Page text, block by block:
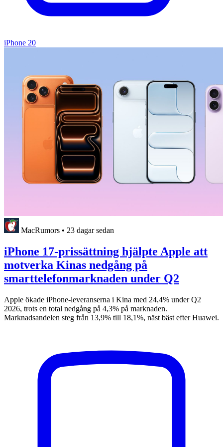
iPhone 20
MacRumors • 23 dagar sedan
iPhone 17-prissättning hjälpte Apple att
motverka Kinas nedgång på
smarttelefonmarknaden under Q2
Apple ökade iPhone-leveranserna i Kina med 24,4% under Q2
2026, trots en total nedgång på 4,3% på marknaden.
Marknadsandelen steg från 13,9% till 18,1%, näst bäst efter Huawei.